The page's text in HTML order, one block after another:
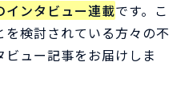
インタビュー連載です。こ
検討されている方々の不
ュー記事をお届けしま